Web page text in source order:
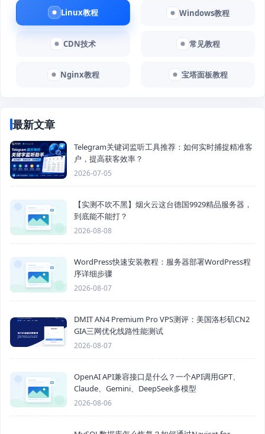
Linux教程 Windows教程
CDN技术 常见教程
Nginx教程 宝塔面板教程
最新文章
Telegram关键词监听工具推荐：如何实时捕捉精准客
户，提高获客效率？
2026-07-05
【实测不吹不黑】烟火云这台德国9929精品服务器，
到底能不能打？
2026-08-08
WordPress快速安装教程：服务器部署WordPress程
序详细步骤
2026-08-07
DMIT AN4 Premium Pro VPS测评：美国洛杉矶CN2
GIA三网优化线路性能测试
2026-08-07
OpenAI API兼容接口是什么？一个API调用GPT、
Claude、Gemini、DeepSeek多模型
2026-08-06